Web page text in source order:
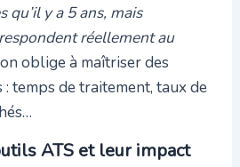
qu’il y a 5 ans, mais
réellement au
oblige à maîtriser des
temps de traitement, taux de
ATS et leur impact